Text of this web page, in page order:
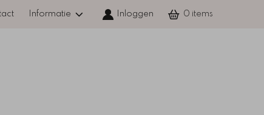
Informatie Inloggen 0